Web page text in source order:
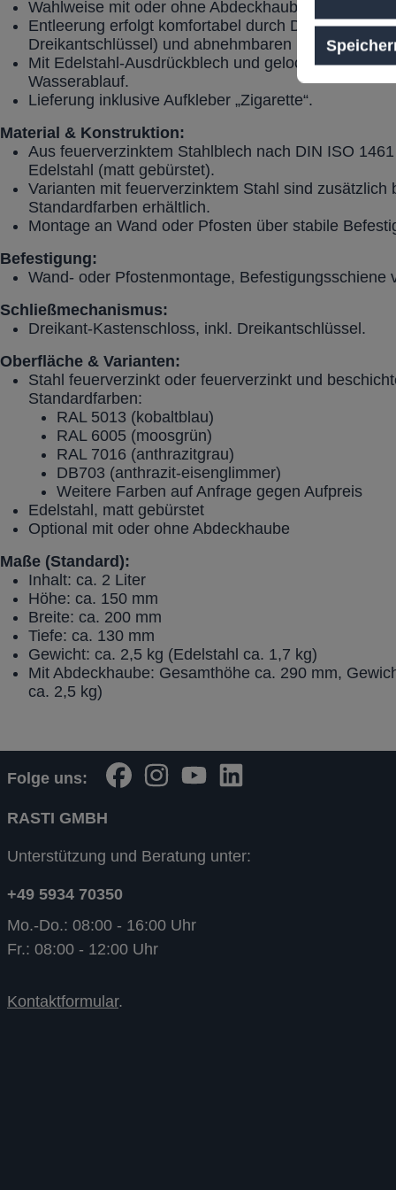
Wahlweise mit oder ohne Abdeckhaube für
Entleerung erfolgt komfortabel durch Dreikant-
Dreikantschlüssel) und abnehmbaren Behälter.
Mit Edelstahl-Ausdrückblech und gelochtem Boden
Wasserablauf.
Lieferung inklusive Aufkleber „Zigarette“.
Material & Konstruktion:
Aus feuerverzinktem Stahlblech nach DIN ISO
Edelstahl (matt gebürstet).
Varianten mit feuerverzinktem Stahl sind zusätzlich
Standardfarben erhältlich.
Montage an Wand oder Pfosten über stabile
Befestigung:
Wand- oder Pfostenmontage, Befestigungsschiene
Schließmechanismus:
Dreikant-Kastenschloss, inkl. Dreikantschlüssel.
Oberfläche & Varianten:
Stahl feuerverzinkt oder feuerverzinkt und
Standardfarben:
RAL 5013 (kobaltblau)
RAL 6005 (moosgrün)
RAL 7016 (anthrazitgrau)
DB703 (anthrazit-eisenglimmer)
Weitere Farben auf Anfrage gegen Aufpreis
Edelstahl, matt gebürstet
Optional mit oder ohne Abdeckhaube
Maße (Standard):
Inhalt: ca. 2 Liter
Höhe: ca. 150 mm
Breite: ca. 200 mm
Tiefe: ca. 130 mm
Gewicht: ca. 2,5 kg (Edelstahl ca. 1,7 kg)
Mit Abdeckhaube: Gesamthöhe ca. 290 mm,
ca. 2,5 kg)
Folge uns:
RASTI GMBH
Unterstützung und Beratung unter:
+49 5934 70350
Mo.-Do.: 08:00 - 16:00 Uhr
Fr.: 08:00 - 12:00 Uhr
Kontaktformular.